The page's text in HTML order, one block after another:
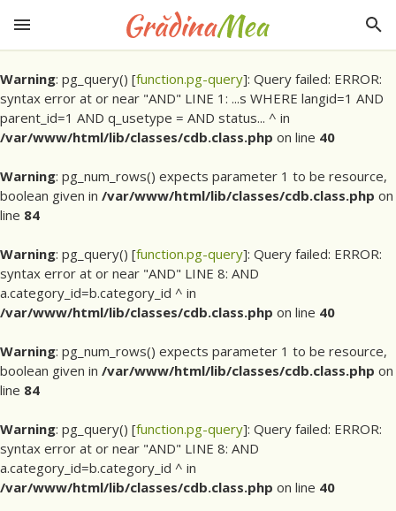
Warning: pg_query() [function.pg-query]: Query failed: ERROR:
syntax error at or near "AND" LINE 1: ...s WHERE langid=1 AND
parent_id=1 AND q_usetype = AND status... ^ in
/var/www/html/lib/classes/cdb.class.php on line 40
Warning: pg_num_rows() expects parameter 1 to be resource,
boolean given in /var/www/html/lib/classes/cdb.class.php on
line 84
Warning: pg_query() [function.pg-query]: Query failed: ERROR:
syntax error at or near "AND" LINE 8: AND
a.category_id=b.category_id ^ in
/var/www/html/lib/classes/cdb.class.php on line 40
Warning: pg_num_rows() expects parameter 1 to be resource,
boolean given in /var/www/html/lib/classes/cdb.class.php on
line 84
Warning: pg_query() [function.pg-query]: Query failed: ERROR:
syntax error at or near "AND" LINE 8: AND
a.category_id=b.category_id ^ in
/var/www/html/lib/classes/cdb.class.php on line 40